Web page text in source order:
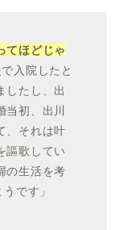
てほどじゃ
入院したと
したし、出
初、出川
、それは叶
謳歌してい
の生活を考
です」